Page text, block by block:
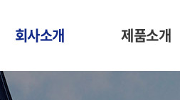
회사소개 제품소개